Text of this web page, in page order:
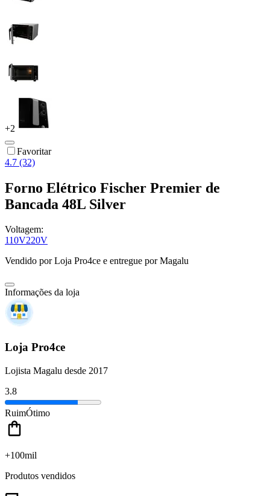
+2
Favoritar
4.7 (32)
Forno Elétrico Fischer Premier de
Bancada 48L Silver
Voltagem:
110V220V
Vendido porLoja Pro4ce e entregue por Magalu
Informações da loja
Loja Pro4ce
Lojista Magalu desde 2017
3.8
RuimÓtimo
+100mil
Produtos vendidos